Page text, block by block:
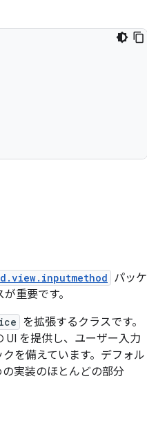
パッケ
が重要です。
を拡張するクラスです。
UI を提供し、ユーザー入力
を備えています。デフォル
実装のほとんどの部分